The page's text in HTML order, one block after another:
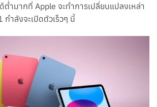
ต่ำมากที่ Apple จะทำการเปลี่ยนแปลงเหล่า
ำลังจะเปิดตัวเร็วๆ นี้